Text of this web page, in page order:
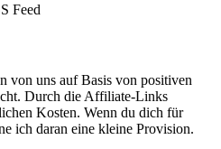
Feed
von uns auf Basis von positiven
Durch die Affiliate-Links
Kosten. Wenn du dich für
ich daran eine kleine Provision.